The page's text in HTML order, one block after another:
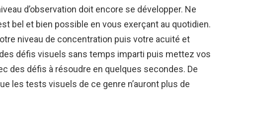
d’observation doit encore se développer. Ne
bel et bien possible en vous exerçant au quotidien.
niveau de concentration puis votre acuité et
défis visuels sans temps imparti puis mettez vos
des défis à résoudre en quelques secondes. De
les tests visuels de ce genre n’auront plus de